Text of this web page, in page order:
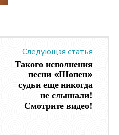
Следующая статья
Такого исполнения
песни «Шопен»
судьи еще никогда
не слышали!
Смотрите видео!